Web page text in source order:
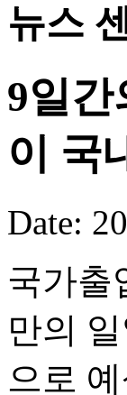
뉴스
9일간
이 국
Date:
국가출
만의
으로